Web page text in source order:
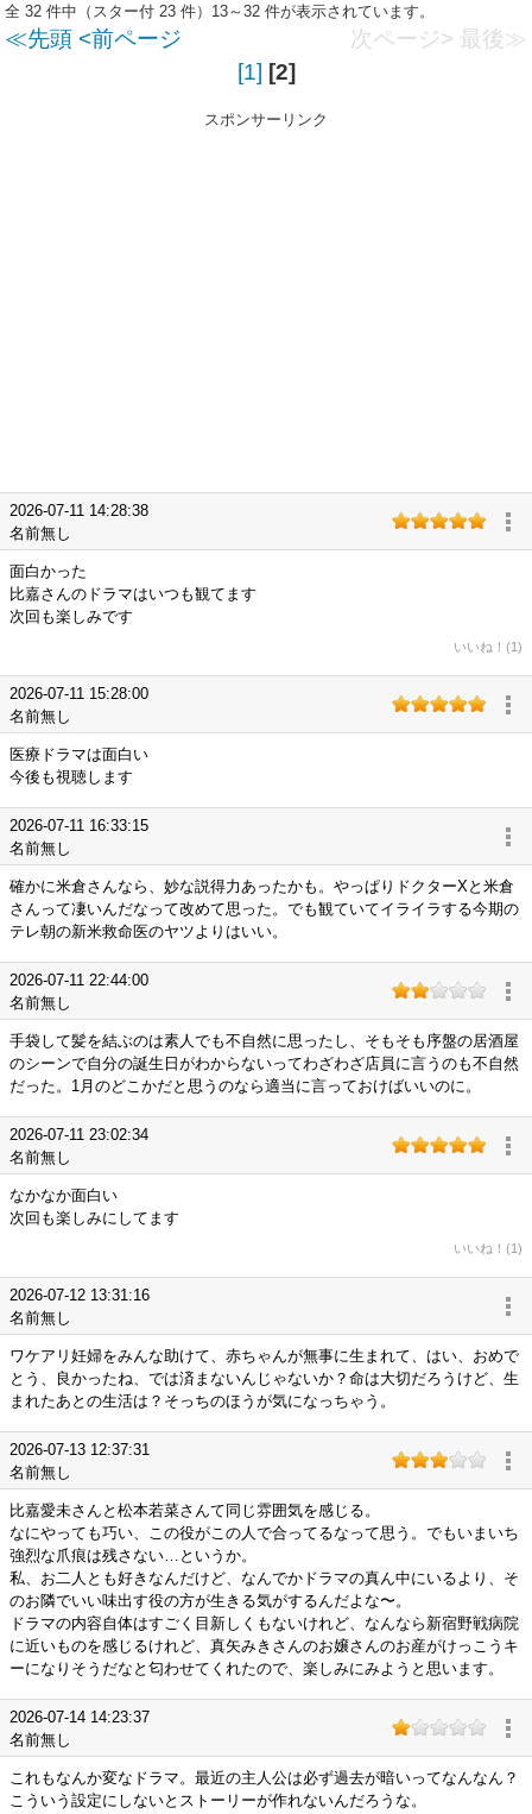
全 32 件中（スター付 23 件）13～32 件が表示されています。
≪先頭 <前ページ 次ページ> 最後≫
[1] [2]
スポンサーリンク
2026-07-11 14:28:38
名前無し
面白かった
比嘉さんのドラマはいつも観てます
次回も楽しみです
いいね！(1)
2026-07-11 15:28:00
名前無し
医療ドラマは面白い
今後も視聴します
2026-07-11 16:33:15
名前無し
確かに米倉さんなら、妙な説得力あったかも。やっぱりドクターXと米倉
さんって凄いんだなって改めて思った。でも観ていてイライラする今期の
テレ朝の新米救命医のヤツよりはいい。
2026-07-11 22:44:00
名前無し
手袋して髪を結ぶのは素人でも不自然に思ったし、そもそも序盤の居酒屋
のシーンで自分の誕生日がわからないってわざわざ店員に言うのも不自然
だった。1月のどこかだと思うのなら適当に言っておけばいいのに。
2026-07-11 23:02:34
名前無し
なかなか面白い
次回も楽しみにしてます
いいね！(1)
2026-07-12 13:31:16
名前無し
ワケアリ妊婦をみんな助けて、赤ちゃんが無事に生まれて、はい、おめで
とう、良かったね、では済まないんじゃないか？命は大切だろうけど、生
まれたあとの生活は？そっちのほうが気になっちゃう。
2026-07-13 12:37:31
名前無し
比嘉愛未さんと松本若菜さんて同じ雰囲気を感じる。
なにやっても巧い、この役がこの人で合ってるなって思う。でもいまいち
強烈な爪痕は残さない…というか。
私、お二人とも好きなんだけど、なんでかドラマの真ん中にいるより、そ
のお隣でいい味出す役の方が生きる気がするんだよな〜。
ドラマの内容自体はすごく目新しくもないけれど、なんなら新宿野戦病院
に近いものを感じるけれど、真矢みきさんのお嬢さんのお産がけっこうキ
ーになりそうだなと匂わせてくれたので、楽しみにみようと思います。
2026-07-14 14:23:37
名前無し
これもなんか変なドラマ。最近の主人公は必ず過去が暗いってなんなん？
こういう設定にしないとストーリーが作れないんだろうな。